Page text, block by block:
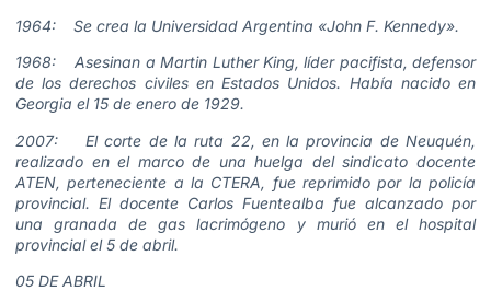
1964: Se crea la Universidad Argentina «John F. Kennedy».
1968: Asesinan a Martin Luther King, líder pacifista, defensor
de los derechos civiles en Estados Unidos. Había nacido en
Georgia el 15 de enero de 1929.
2007: El corte de la ruta 22, en la provincia de Neuquén,
realizado en el marco de una huelga del sindicato docente
ATEN, perteneciente a la CTERA, fue reprimido por la policía
provincial. El docente Carlos Fuentealba fue alcanzado por
una granada de gas lacrimógeno y murió en el hospital
provincial el 5 de abril.
05 DE ABRIL